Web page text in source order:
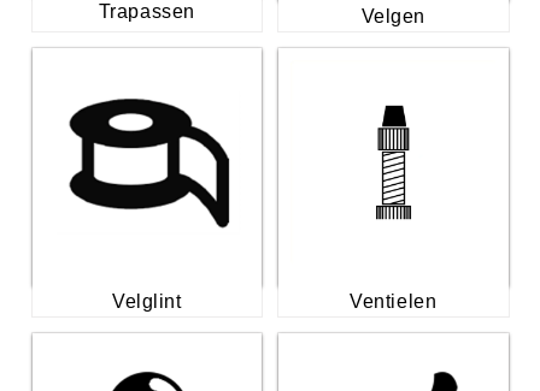
Trapassen Velgen
Velglint Ventielen